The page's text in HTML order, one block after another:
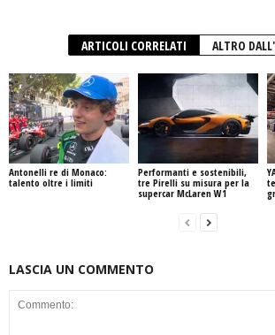
ARTICOLI CORRELATI ALTRO
Antonelli re di Monaco:
talento oltre i limiti
Performanti e sostenibili,
tre Pirelli su misura per la
supercar McLaren W1
LASCIA UN COMMENTO